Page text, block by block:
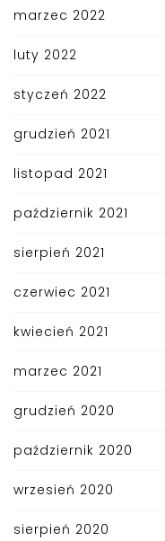
marzec 2022
luty 2022
styczeń 2022
grudzień 2021
listopad 2021
październik 2021
sierpień 2021
czerwiec 2021
kwiecień 2021
marzec 2021
grudzień 2020
październik 2020
wrzesień 2020
sierpień 2020